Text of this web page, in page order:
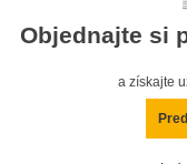
Objednajte si
a získajte